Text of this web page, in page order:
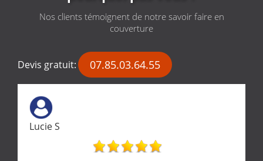
Nos clients témoignent de notre savoir faire en
couverture
Devis gratuit: 07.85.03.64.55
Lucie S